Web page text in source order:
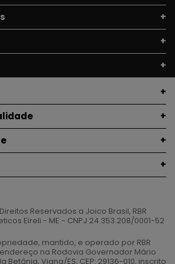
Reservados a Joico Brasil, RBR
Eireli - ME - CNPJ 24.353.208/0001-52
mantido, e operado por RBR
na Rodovia Governador Mário
Betânia, Viana/ES, CEP: 29136-010, inscrito